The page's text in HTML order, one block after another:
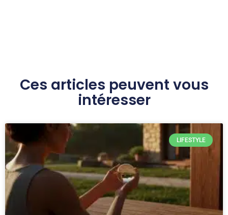
Ces articles peuvent vous
intéresser
LIFESTYLE